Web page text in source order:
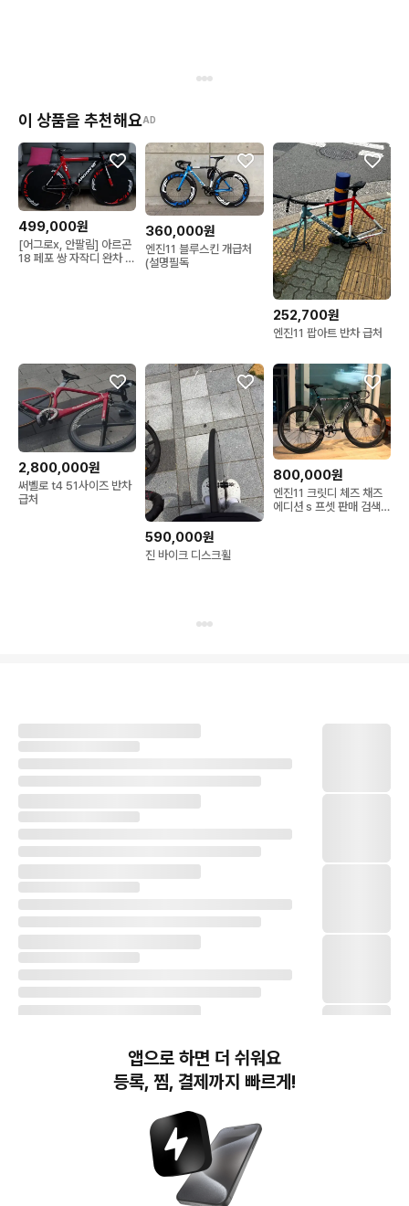
이 상품을 추천해요AD
499,000원
[어그로x, 안팔림] 아르곤
18 페포 쌍 자작디 완차 급
360,000원
엔진11 블루스킨 개급처
(설명필독
252,700원
엔진11 팝아트 반차 급처
2,800,000원
써벨로 t4 51사이즈 반차
급처
590,000원
진 바이크 디스크휠
800,000원
엔진11 크릿디 체즈 채즈
에디션 s 프셋 판매 검색어
번개장터(주) 사업자정보, 이용약관 및 기타 법적고지
번개장터㈜는 통신판매중개자이며, 통신판매의 당사자가 아닙니다. 전자상거래 등에서의
소비자보호에 관한 법률 등 관련 법령 및 번개장터㈜의 약관에 따라 상품, 상품정보, 거래에 관한 책임은
앱으로 하면 더 쉬워요
등록, 찜, 결제까지 빠르게!